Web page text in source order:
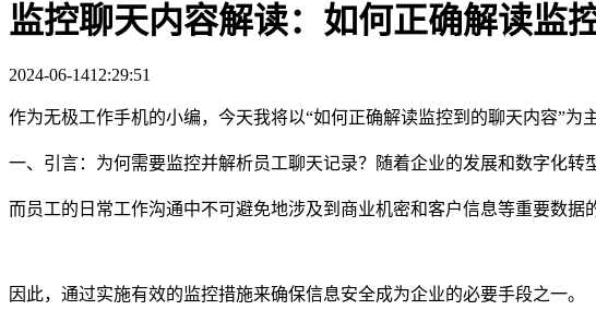
监控聊天内容解读：如何正确解读监
2024-06-1412:29:51
作为无极工作手机的小编，今天我将以“如何正确解读监控到的聊天内容”为
一、引言：为何需要监控并解析员工聊天记录？随着企业的发展和数字化转
而员工的日常工作沟通中不可避免地涉及到商业机密和客户信息等重要数据
因此，通过实施有效的监控措施来确保信息安全成为企业的必要手段之一。